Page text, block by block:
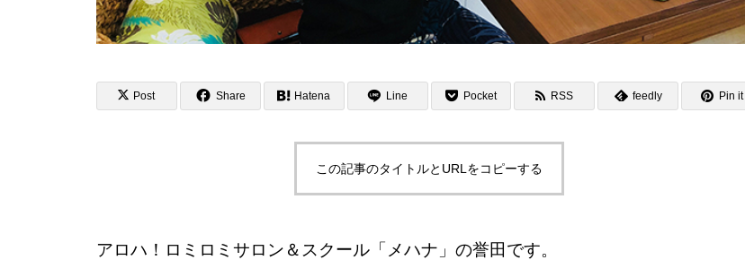
Post Share Hatena Line Pocket RSS feedly Pin it
この記事のタイトルとURLをコピーする
アロハ！ロミロミサロン＆スクール「メハナ」の誉田です。